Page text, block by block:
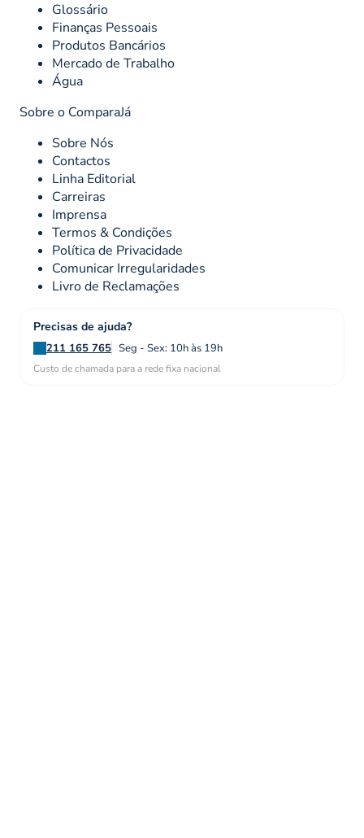
Glossário
Finanças Pessoais
Produtos Bancários
Mercado de Trabalho
Água
Sobre o ComparaJá
Sobre Nós
Contactos
Linha Editorial
Carreiras
Imprensa
Termos & Condições
Política de Privacidade
Comunicar Irregularidades
Livro de Reclamações
Precisas de ajuda?
211 165 765 Seg - Sex: 10h às 19h
Custo de chamada para a rede fixa nacional